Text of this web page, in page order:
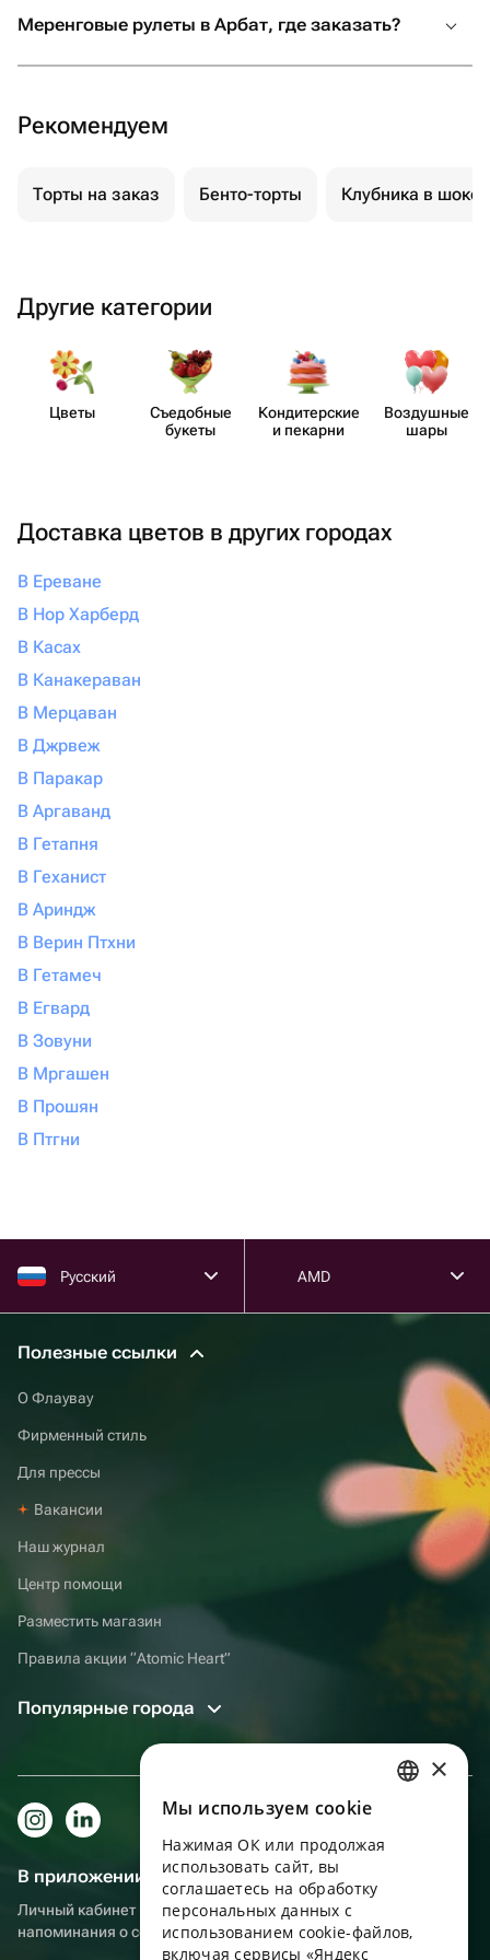
искреннее желание сделать праздник
настоящие эмоции и быть уверенными,
безупречно, смело обращайтесь
именно сюда. Вы точно не пожалеете!
Меренговые рулеты в Арбат, где заказать?
Рекомендуем
Торты на заказ Бенто-торты Клубника в
Другие категории
Цветы
Съедобные
букеты
Кондит​ерские
и пекарни
Воздушные
шары
Доставка цветов в других городах
В Ереване
В Нор Харберд
В Касах
В Канакераван
В Мерцаван
В Джрвеж
В Паракар
В Аргаванд
В Гетапня
В Геханист
В Ариндж
В Верин Птхни
В Гетамеч
В Егвард
В Зовуни
В Мргашен
В Прошян
В Птгни
Русский AMD
Полезные ссылки
О Флаувау
Фирменный стиль
Для прессы
Вакансии
Наш журнал
Центр помощи
Разместить магазин
Правила акции “Atomic Heart”
Популярные города
В приложении еще удобнее!
Личный кабинет получателя, больше бонусов за покупки и
напоминания о событиях
ENGLISH
UKRAINIAN
PORTUGUESE
×
Мы используем сookie
Нажимая ОК или продолжая
использовать сайт, вы
соглашаетесь на обработку
персональных данных с
использованием cookie-файлов,
включая сервисы «Яндекс